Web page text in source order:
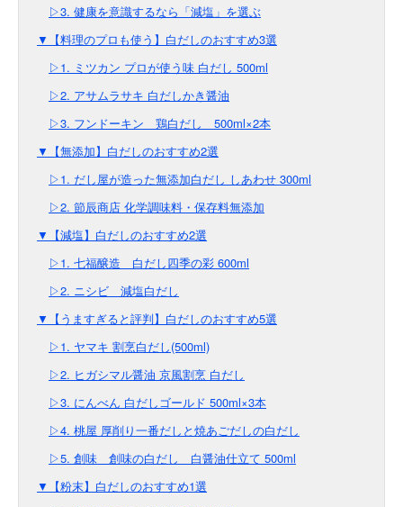
▷3. 健康を意識するなら「減塩」を選ぶ
▼【料理のプロも使う】白だしのおすすめ3選
▷1. ミツカン プロが使う味 白だし 500ml
▷2. アサムラサキ 白だしかき醤油
▷3. フンドーキン 鶏白だし 500ml×2本
▼【無添加】白だしのおすすめ2選
▷1. だし屋が造った無添加白だし しあわせ 300ml
▷2. 節辰商店 化学調味料・保存料無添加
▼【減塩】白だしのおすすめ2選
▷1. 七福醸造 白だし四季の彩 600ml
▷2. ニシビ 減塩白だし
▼【うますぎると評判】白だしのおすすめ5選
▷1. ヤマキ 割烹白だし(500ml)
▷2. ヒガシマル醤油 京風割烹 白だし
▷3. にんべん 白だしゴールド 500ml×3本
▷4. 桃屋 厚削り一番だしと焼あごだしの白だし
▷5. 創味 創味の白だし 白醤油仕立て 500ml
▼【粉末】白だしのおすすめ1選